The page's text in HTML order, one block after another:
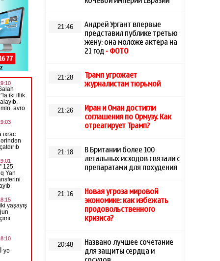
21:46
Андрей Ургант впервые
представил публике третью
жену: она моложе актера на
21 год - ФОТО
21:28
Трамп угрожает
журналистам тюрьмой
21:26
Иран и Оман достигли
соглашения по Ормузу. Как
отреагирует Трамп?
21:18
В Британии более 100
летальных исходов связали с
препаратами для похудения
21:16
Новая угроза мировой
экономике: как избежать
продовольственного
кризиса?
20:48
Названо лучшее сочетание
для защиты сердца и